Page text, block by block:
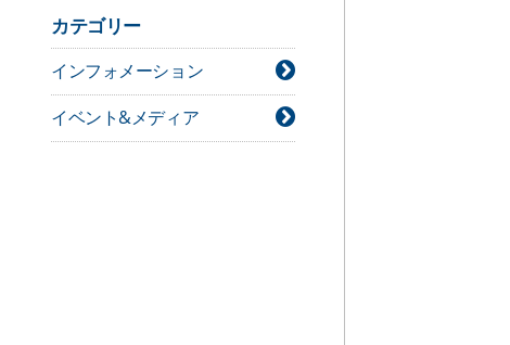
カテゴリー
インフォメーション
イベント&メディア